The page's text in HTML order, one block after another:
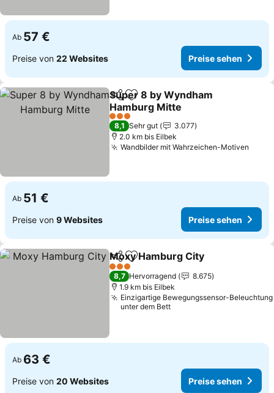
Ab 57 €
Preise von 22 Websites Preise sehen
TeilenZu Favoriten hinzufügen
Super 8 by Wyndham
Hamburg Mitte
3 Sterne
8,1 Sehr gut
3.077
2.0 km bis Eilbek
Wandbilder mit Wahrzeichen-Motiven
Ab 51 €
Preise von 9 Websites Preise sehen
TeilenZu Favoriten hinzufügen
Moxy Hamburg City
3 Sterne
8,7 Hervorragend
8.675
1.9 km bis Eilbek
Einzigartige Bewegungssensor-Beleuchtung
unter dem Bett
Ab 63 €
Preise von 20 Websites Preise sehen